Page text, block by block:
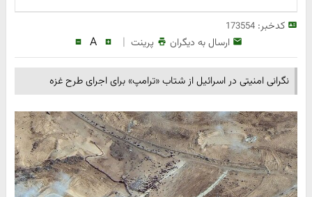
کدخبر:173554
ارسال به دیگران پرینت |
A
نگرانی امنیتی در اسرائیل از شتاب «ترامپ» برای اجرای طرح غزه